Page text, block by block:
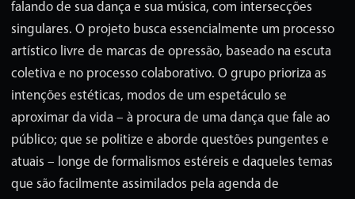
falando de sua dança e sua música, com intersecções
singulares. O projeto busca essencialmente um processo
artístico livre de marcas de opressão, baseado na escuta
coletiva e no processo colaborativo. O grupo prioriza as
intenções estéticas, modos de um espetáculo se
aproximar da vida – à procura de uma dança que fale ao
público; que se politize e aborde questões pungentes e
atuais – longe de formalismos estéreis e daqueles temas
que são facilmente assimilados pela agenda de